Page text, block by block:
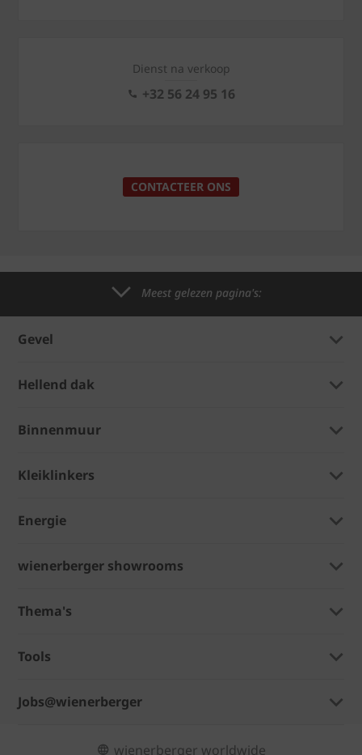
Dienst na verkoop
+32 56 24 95 16
CONTACTEER ONS
Meest gelezen pagina's:
Gevel
Hellend dak
Binnenmuur
Kleiklinkers
Energie
wienerberger showrooms
Thema's
Tools
Jobs@wienerberger
wienerberger worldwide